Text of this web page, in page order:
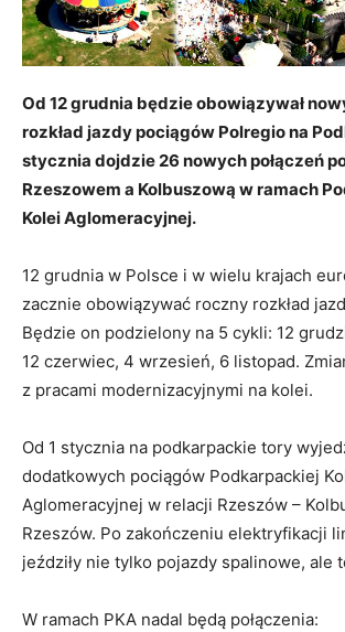
Od 12 grudnia będzie obowiązywał
rozkład jazdy pociągów Polregio na
stycznia dojdzie 26 nowych połączeń
Rzeszowem a Kolbuszową w ramach
Kolei Aglomeracyjnej.
12 grudnia w Polsce i w wielu krajach
zacznie obowiązywać roczny rozkład
Będzie on podzielony na 5 cykli: 12
12 czerwiec, 4 wrzesień, 6 listopad.
z pracami modernizacyjnymi na kolei.
Od 1 stycznia na podkarpackie tory
dodatkowych pociągów Podkarpackiej
Aglomeracyjnej w relacji Rzeszów –
Rzeszów. Po zakończeniu elektryfikacji
jeździły nie tylko pojazdy spalinowe, ale
W ramach PKA nadal będą połączenia: